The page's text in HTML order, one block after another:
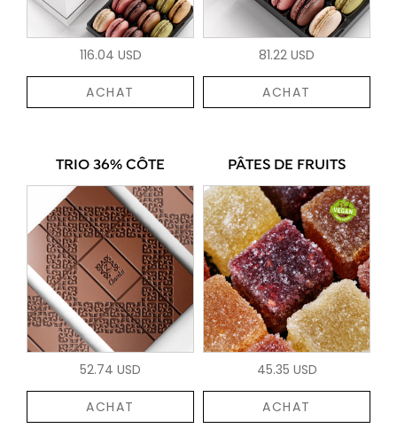
116.04 USD
ACHAT
81.22 USD
ACHAT
TRIO 36% CÔTE
52.74 USD
ACHAT
PÂTES DE FRUITS
45.35 USD
ACHAT